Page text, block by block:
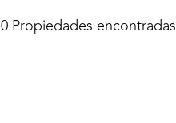
0 Propiedades encontradas